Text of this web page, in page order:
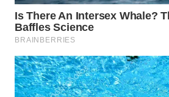
WN
SUKABUMI
WN
PURWAKARTA